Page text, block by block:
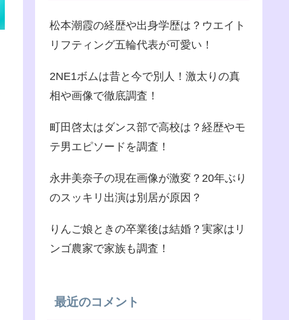
松本潮霞の経歴や出身学歴は？ウエイト
リフティング五輪代表が可愛い！
2NE1ボムは昔と今で別人！激太りの真
相や画像で徹底調査！
町田啓太はダンス部で高校は？経歴やモ
テ男エピソードを調査！
永井美奈子の現在画像が激変？20年ぶり
のスッキリ出演は別居が原因？
りんご娘ときの卒業後は結婚？実家はリ
ンゴ農家で家族も調査！
最近のコメント